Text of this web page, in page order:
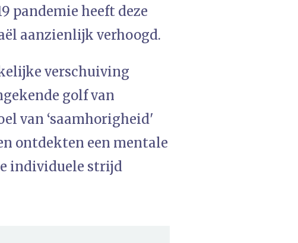
pandemie heeft deze
aanzienlijk verhoogd.
verschuiving
golf van
van ‘saamhorigheid'
ontdekten een mentale
individuele strijd